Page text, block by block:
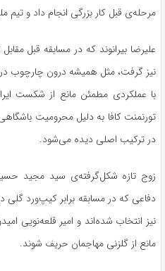
مرحله‌ی قبل کار بزرگی انجام داد و
علیرضا بیرانوند که در مسابقه قبل
نیز گرفت، مثل همیشه درون چارچوب
با عملکردی مطمئن مانع از شکست
تورنمنت کافا به دلیل محرومیت
در ترکیب اصلی دیده می‌شود.
زوج تازه شکل‌گرفته‌ی سید مجید
دفاعی که در مسابقه برابر کیپ‌ورد گلی
نیز انتخاب شده‌اند و امیر قلعه‌نویی
مانع از گلزنی مهاجمان حریف شوند.